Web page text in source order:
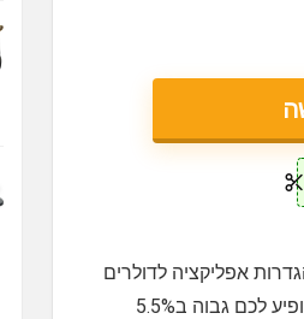
אפליקציה לדולרים
ולא שקלים, אחרת המחיר שמופיע לכם גבוה ב5.5%